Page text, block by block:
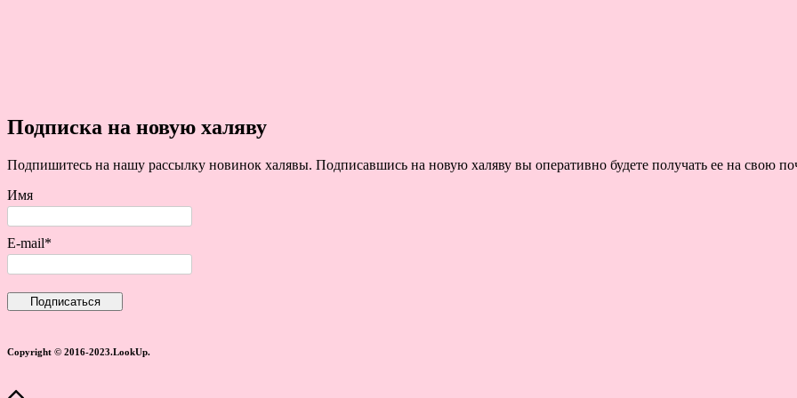
Подписка на новую халяву
Подпишитесь на нашу рассылку новинок халявы. Подписавшись на новую халяву вы оперативно будете получать ее на свою
Имя
E-mail*
Copyright © 2016-2023.LookUp.